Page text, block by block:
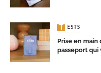
TESTS
Prise en main
passeport qui